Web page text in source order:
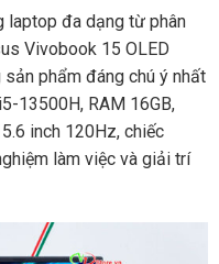
laptop đa dạng từ phân
Vivobook 15 OLED
phẩm đáng chú ý nhất
13500H, RAM 16GB,
inch 120Hz, chiếc
làm việc và giải trí